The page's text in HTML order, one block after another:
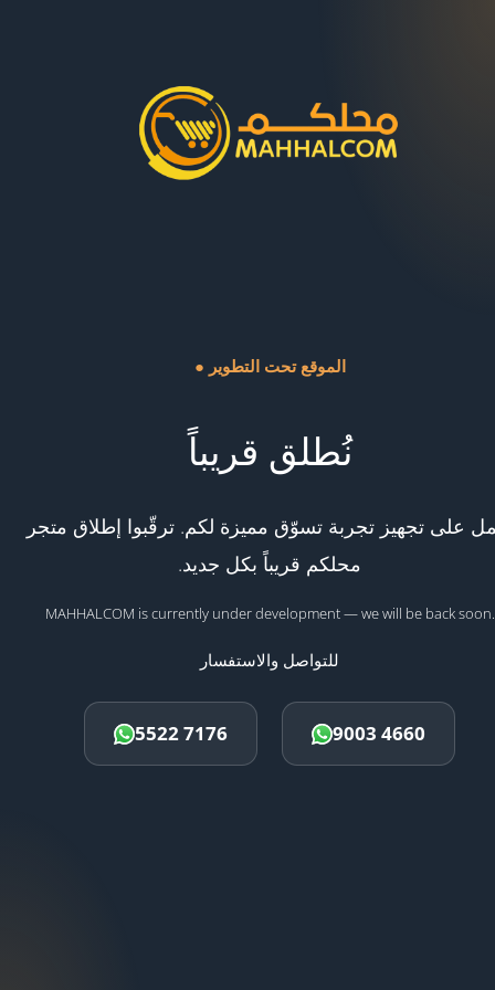
● الموقع تحت التطوير
نُطلق قريباً
على تجهيز تجربة تسوّق مميزة لكم. ترقّبوا إطلاق متجر
محلكم قريباً بكل جديد.
MAHHALCOM is currently under development — we will be back soon.
للتواصل والاستفسار
5522 7176 9003 4660